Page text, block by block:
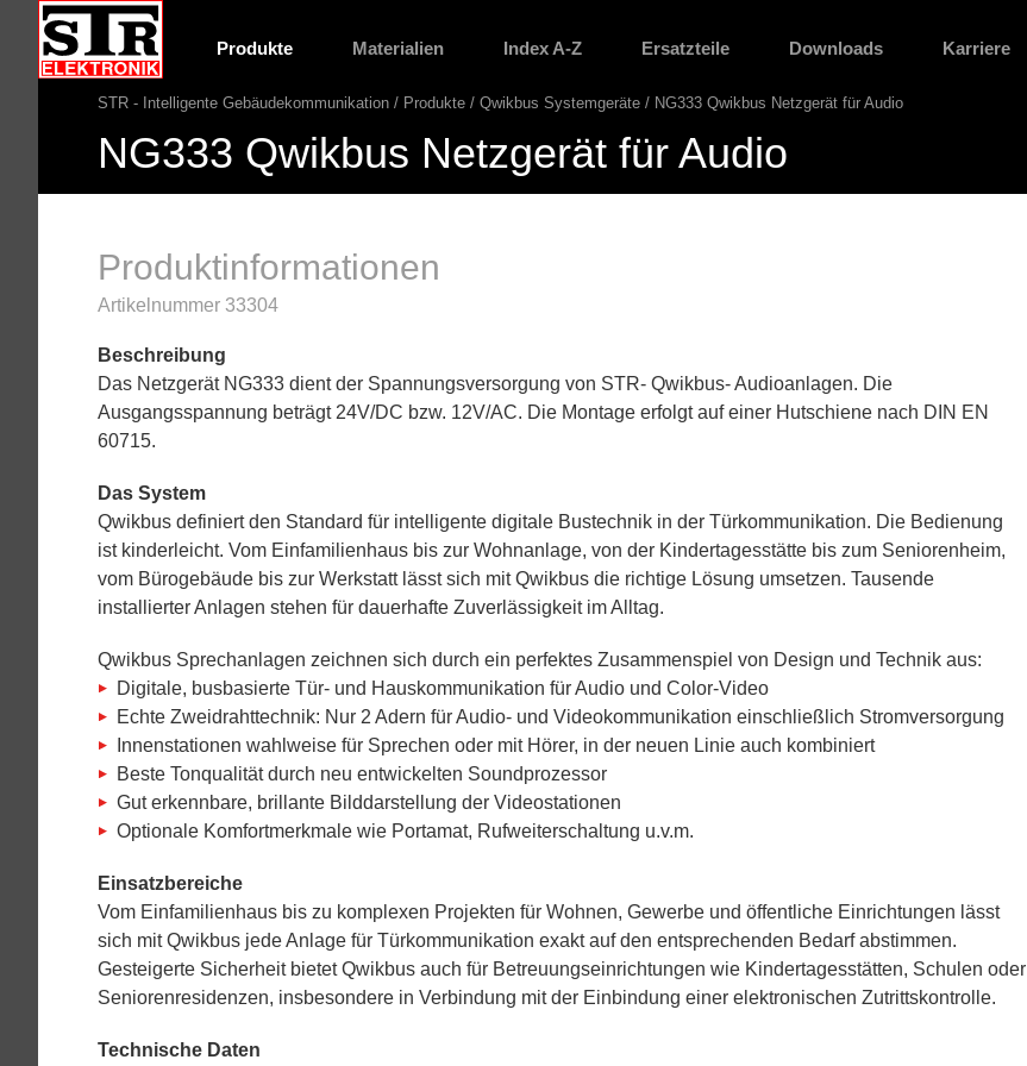
direkt
Website
Hauptnavigation
Produkte Materialien Index A-Z Ersatzteile Downloads Karriere
STR - Intelligente Gebäudekommunikation Produkte Qwikbus Systemgeräte NG333 Qwikbus Netzgerät für Audio
NG333 Qwikbus Netzgerät für Audio
Produktinformationen
Artikelnummer 33304
Beschreibung
Das Netzgerät NG333 dient der Spannungsversorgung von STR- Qwikbus- Audioanlagen. Die
Ausgangsspannung beträgt 24V/DC bzw. 12V/AC. Die Montage erfolgt auf einer Hutschiene nach DIN EN
60715.
Das System
Qwikbus definiert den Standard für intelligente digitale Bustechnik in der Türkommunikation. Die Bedienung
ist kinderleicht. Vom Einfamilienhaus bis zur Wohnanlage, von der Kindertagesstätte bis zum Seniorenheim,
vom Bürogebäude bis zur Werkstatt lässt sich mit Qwikbus die richtige Lösung umsetzen. Tausende
installierter Anlagen stehen für dauerhafte Zuverlässigkeit im Alltag.
Qwikbus Sprechanlagen zeichnen sich durch ein perfektes Zusammenspiel von Design und Technik aus:
Digitale, busbasierte Tür- und Hauskommunikation für Audio und Color-Video
Echte Zweidrahttechnik: Nur 2 Adern für Audio- und Videokommunikation einschließlich Stromversorgung
Innenstationen wahlweise für Sprechen oder mit Hörer, in der neuen Linie auch kombiniert
Beste Tonqualität durch neu entwickelten Soundprozessor
Gut erkennbare, brillante Bilddarstellung der Videostationen
Optionale Komfortmerkmale wie Portamat, Rufweiterschaltung u.v.m.
Einsatzbereiche
Vom Einfamilienhaus bis zu komplexen Projekten für Wohnen, Gewerbe und öffentliche Einrichtungen lässt
sich mit Qwikbus jede Anlage für Türkommunikation exakt auf den entsprechenden Bedarf abstimmen.
Gesteigerte Sicherheit bietet Qwikbus auch für Betreuungseinrichtungen wie Kindertagesstätten, Schulen oder
Seniorenresidenzen, insbesondere in Verbindung mit der Einbindung einer elektronischen Zutrittskontrolle.
Technische Daten